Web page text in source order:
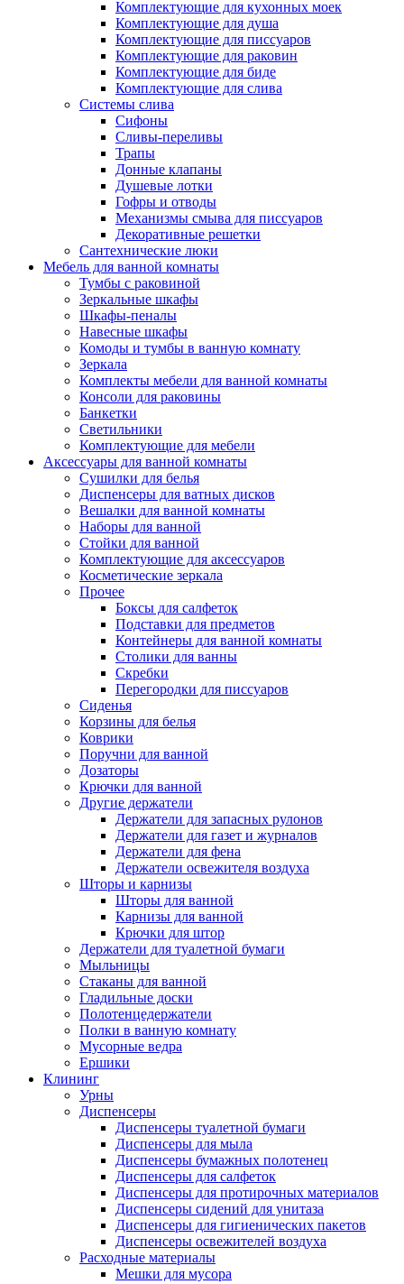
Комплектующие для кухонных моек
Комплектующие для душа
Комплектующие для писсуаров
Комплектующие для раковин
Комплектующие для биде
Комплектующие для слива
Системы слива
Сифоны
Сливы-переливы
Трапы
Донные клапаны
Душевые лотки
Гофры и отводы
Механизмы смыва для писсуаров
Декоративные решетки
Сантехнические люки
Мебель для ванной комнаты
Тумбы с раковиной
Зеркальные шкафы
Шкафы-пеналы
Навесные шкафы
Комоды и тумбы в ванную комнату
Зеркала
Комплекты мебели для ванной комнаты
Консоли для раковины
Банкетки
Светильники
Комплектующие для мебели
Аксессуары для ванной комнаты
Сушилки для белья
Диспенсеры для ватных дисков
Вешалки для ванной комнаты
Наборы для ванной
Стойки для ванной
Комплектующие для аксессуаров
Косметические зеркала
Прочее
Боксы для салфеток
Подставки для предметов
Контейнеры для ванной комнаты
Столики для ванны
Скребки
Перегородки для писсуаров
Сиденья
Корзины для белья
Коврики
Поручни для ванной
Дозаторы
Крючки для ванной
Другие держатели
Держатели для запасных рулонов
Держатели для газет и журналов
Держатели для фена
Держатели освежителя воздуха
Шторы и карнизы
Шторы для ванной
Карнизы для ванной
Крючки для штор
Держатели для туалетной бумаги
Мыльницы
Стаканы для ванной
Гладильные доски
Полотенцедержатели
Полки в ванную комнату
Мусорные ведра
Ершики
Клининг
Урны
Диспенсеры
Диспенсеры туалетной бумаги
Диспенсеры для мыла
Диспенсеры бумажных полотенец
Диспенсеры для салфеток
Диспенсеры для протирочных материалов
Диспенсеры сидений для унитаза
Диспенсеры для гигиенических пакетов
Диспенсеры освежителей воздуха
Расходные материалы
Мешки для мусора